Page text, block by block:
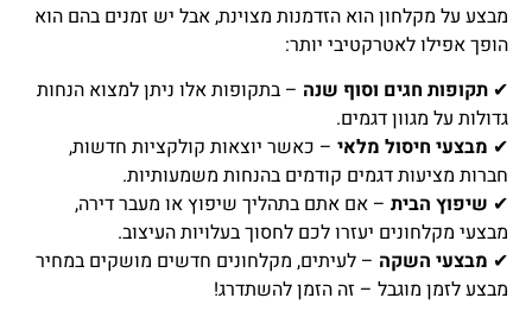
מבצע על מקלחון הוא הזדמנות מצוינת, אבל יש זמנים בהם הוא
הופך אפילו לאטרקטיבי יותר:
תקופות חגים וסוף שנה– בתקופות אלו ניתן למצוא הנחות
גדולות על מגוון דגמים.
מבצעי חיסול מלאי– כאשר יוצאות קולקציות חדשות,
חברות מציעות דגמים קודמים בהנחות משמעותיות.
שיפוץ הבית– אם אתם בתהליך שיפוץ או מעבר דירה,
מבצעי מקלחונים יעזרו לכם לחסוך בעלויות העיצוב.
מבצעי השקה– לעיתים, מקלחונים חדשים מושקים במחיר
מבצע לזמן מוגבל – זה הזמן להשתדרג!